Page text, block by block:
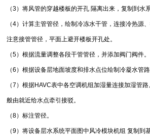
（3）将风管的穿越楼板的开孔 隔离出来，复制到水
（4）计算主管管径，绘制冷冻水干管，连接冷热源
注意接管管径，平面上避开楼板开孔处。
（5）根据流量调整各段干管管径，并添加阀门阀件。
（6）根据设备层地面坡度和排水点位绘制冷凝水管路
（7）根据HAVC表中各空调机组加湿量连接加湿管
般由就近给水点牵引接驳。
（8）标注管径。
（9）将设备层水系统平面图中风冷模块机组 复制到